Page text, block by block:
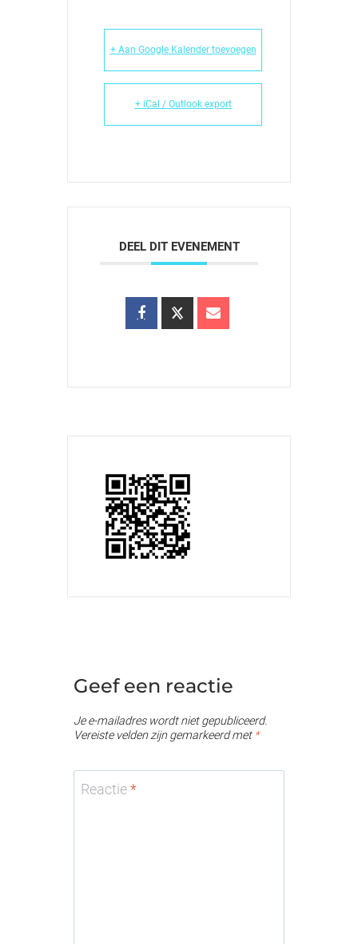
+ Aan Google Kalender toevoegen
+ iCal / Outlook export
DEEL DIT EVENEMENT
Geef een reactie
Je e-mailadres wordt niet gepubliceerd.
Vereiste velden zijn gemarkeerd met *
Reactie*